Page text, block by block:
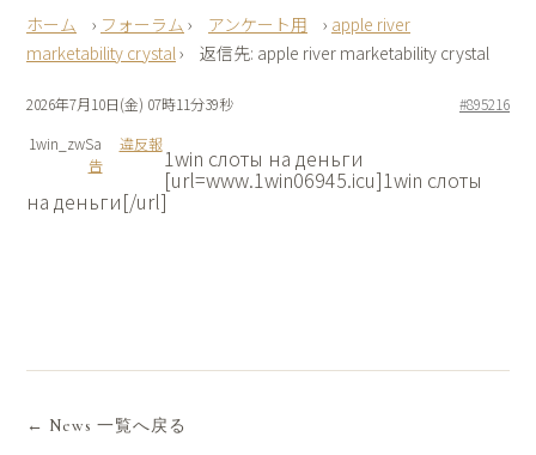
› フォーラム › アンケート用 › apple river
marketability crystal› 返信先: apple river marketability crystal
2026年7月10日(金) 07時11分39秒
#895216
1win_zwSa
違反報
告
1win слоты на деньги
[url=www.1win06945.icu]1win слоты
на деньги[/url]
← News 一覧へ戻る